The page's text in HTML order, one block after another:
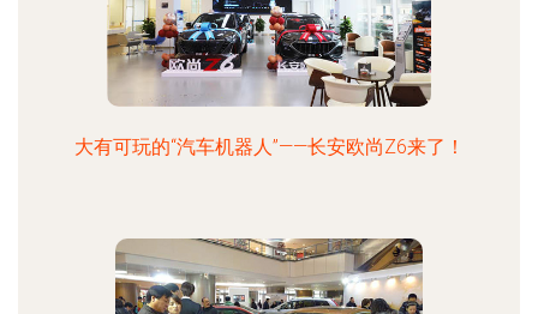
大有可玩的“汽车机器人”——长安欧尚Z6来了！